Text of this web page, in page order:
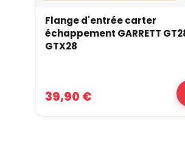
Flange d'entrée carter
échappement GARRETT
GTX28
39,90 €